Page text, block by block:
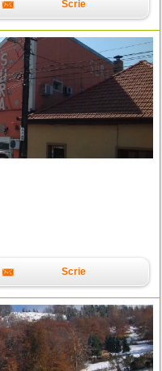
Scrie
Scrie